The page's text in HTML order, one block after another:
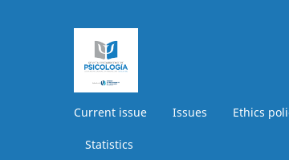
Current issue Issues Ethics
Statistics